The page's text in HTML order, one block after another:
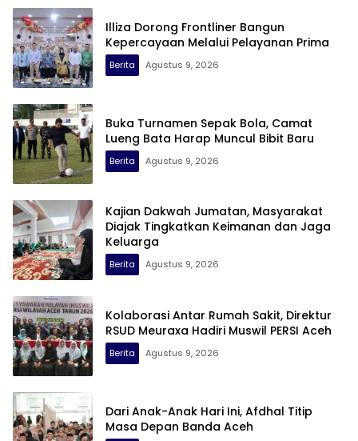
Illiza Dorong Frontliner Bangun
Kepercayaan Melalui Pelayanan Prima
Berita Agustus 9, 2026
Buka Turnamen Sepak Bola, Camat
Lueng Bata Harap Muncul Bibit Baru
Berita Agustus 9, 2026
Kajian Dakwah Jumatan, Masyarakat
Diajak Tingkatkan Keimanan dan Jaga
Keluarga
Berita Agustus 9, 2026
Kolaborasi Antar Rumah Sakit, Direktur
RSUD Meuraxa Hadiri Muswil PERSI Aceh
Berita Agustus 9, 2026
Dari Anak-Anak Hari Ini, Afdhal Titip
Masa Depan Banda Aceh